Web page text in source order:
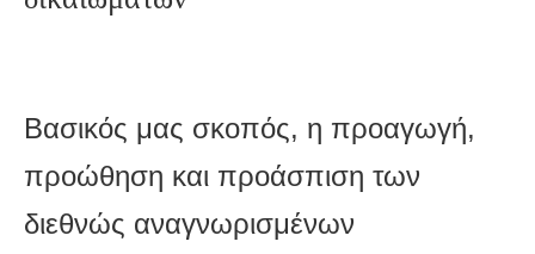
Βασικός μας σκοπός, η προαγωγή,
προώθηση και προάσπιση των
διεθνώς αναγνωρισμένων